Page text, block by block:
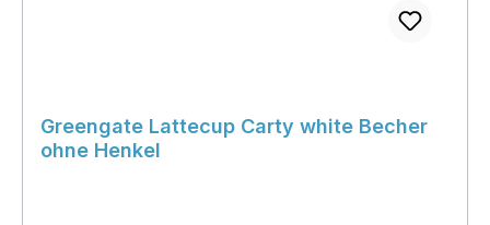
Greengate Lattecup Carty white Becher
ohne Henkel